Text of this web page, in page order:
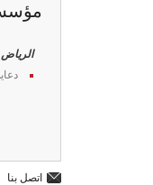
الرياض
اتصل بنا